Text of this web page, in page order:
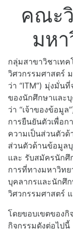
คณะ
มห
กลุ่มสาขาวิชาเท
วิศวกรรมศาสตร์
ว่า “ITM”) มุ่งมั่นที่
ของนักศึกษาและ
ว่า “เจ้าของข้อมูล
การยืนยันตัวเพื่อก
ความเป็นส่วนตัว
ส่วนตัวด้านข้อมูล
และ รับสมัครนักศึ
การที่ทางมหาวิท
บุคลากรและนักศึ
วิศวกรรมศาสตร์
โดยขอบเขตของ
กิจกรรมดังต่อไปนี้